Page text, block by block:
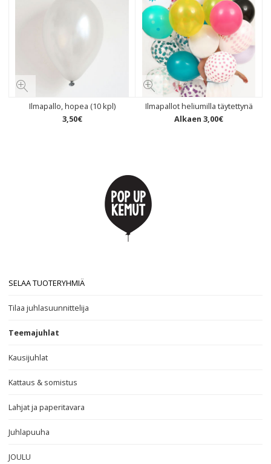
Ilmapallo, hopea (10 kpl)
3,50€
Ilmapallot heliumilla täytettynä
Alkaen 3,00€
SELAA TUOTERYHMIÄ
Tilaa juhlasuunnittelija
Teemajuhlat
Kausijuhlat
Kattaus & somistus
Lahjat ja paperitavara
Juhlapuuha
JOULU